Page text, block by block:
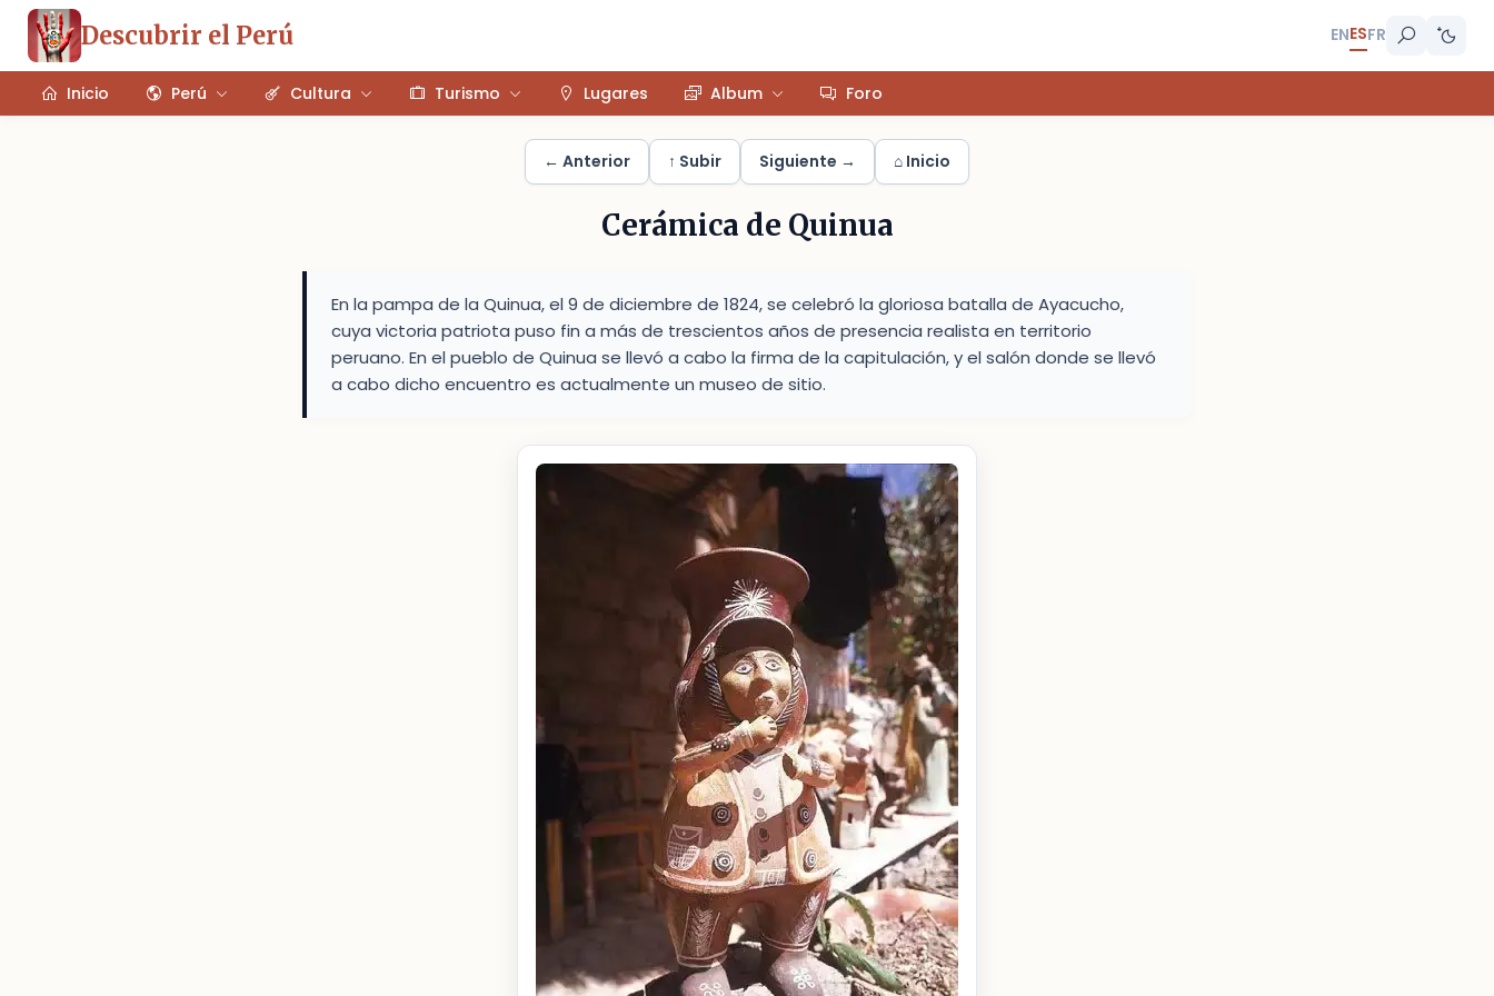
Descubrir el Perú ENESFR
Inicio Perú Cultura Turismo Lugares Album Foro
← Anterior ↑ Subir Siguiente → ⌂ Inicio
Cerámica de Quinua
En la pampa de la Quinua, el 9 de diciembre de 1824, se celebró la gloriosa batalla de Ayacucho,
cuya victoria patriota puso fin a más de trescientos años de presencia realista en territorio
peruano. En el pueblo de Quinua se llevó a cabo la firma de la capitulación, y el salón donde se llevó
a cabo dicho encuentro es actualmente un museo de sitio.